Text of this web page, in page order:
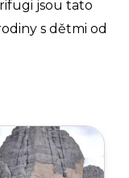
jsou tato
s dětmi od